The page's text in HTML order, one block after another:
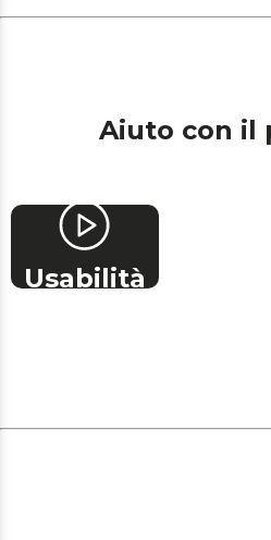
Aiuto con il
Usabilità